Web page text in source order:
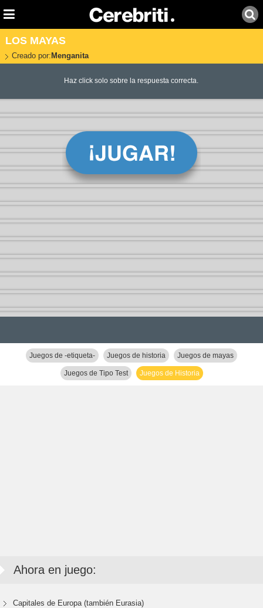
LOS MAYAS
Creado por: Menganita
Haz click solo sobre la respuesta correcta.
Juegos de -etiqueta- Juegos de historia Juegos de mayas
Juegos de Tipo Test Juegos de Historia
Ahora en juego:
Capitales de Europa (también Eurasia)